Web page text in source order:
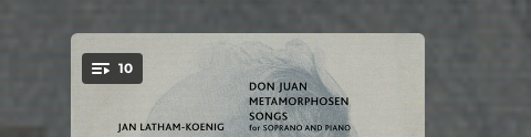
You're all set!
10